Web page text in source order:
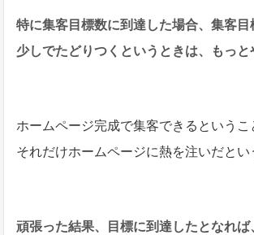
特に集客目標数に到達した場合、集客目
少しでたどりつくというときは、もっと
ホームページ完成で集客できるというこ
それだけホームページに熱を注いだとい
頑張った結果、目標に到達したとなれば